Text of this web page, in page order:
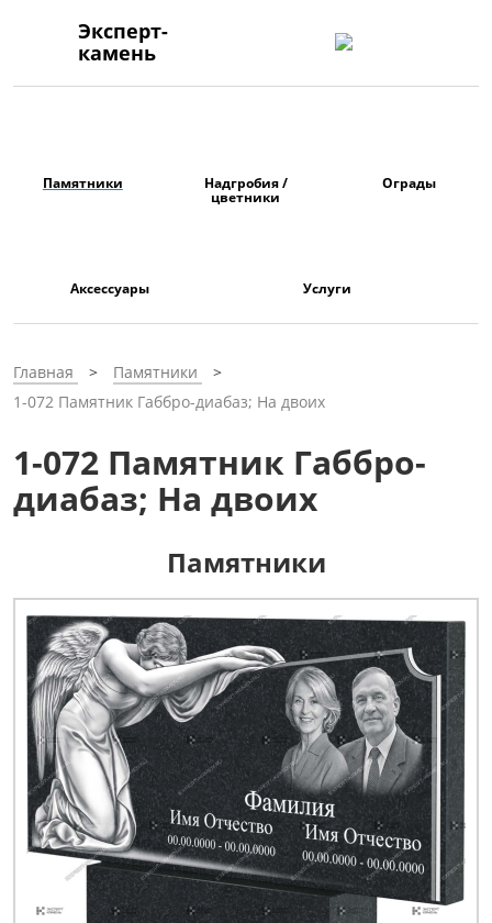
Эксперт-
камень
Памятники Надгробия /
цветники
Ограды
Аксессуары Услуги
Главная
Памятники
1-072 Памятник Габбро-диабаз; На двоих
1-072 Памятник Габбро-
диабаз; На двоих
Памятники